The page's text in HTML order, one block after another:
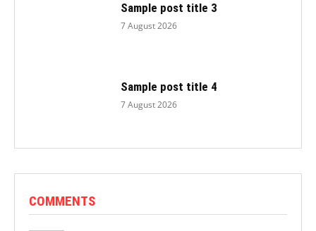
Sample post title 3
7 August 2026
Sample post title 4
7 August 2026
COMMENTS